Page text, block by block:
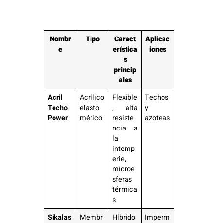
Nombr
e
Tipo
Caract
erística
s
princip
ales
Aplicac
iones
Acril
Techo
Power
Acrílico
elasto
mérico
Flexible
, alta
resiste
ncia a
la
intemp
erie,
microe
sferas
térmica
s
Techos
y
azoteas
Sikalas
Membr
Híbrido
Imperm